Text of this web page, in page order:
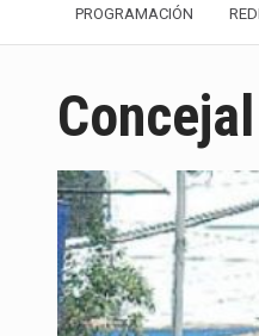
PROGRAMACIÓN